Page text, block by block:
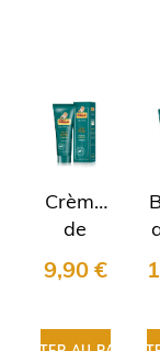
Crème
de
rasage
BIO
9,90 €